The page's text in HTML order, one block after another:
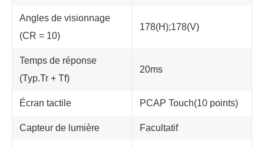
Angles de visionnage
(CR = 10)
178(H);178(V)
Temps de réponse
(Typ.Tr + Tf)
20ms
Écran tactile PCAP Touch(10 points)
Capteur de lumière Facultatif